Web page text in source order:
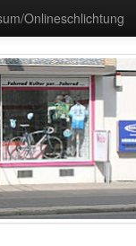
Onlineschlichtung